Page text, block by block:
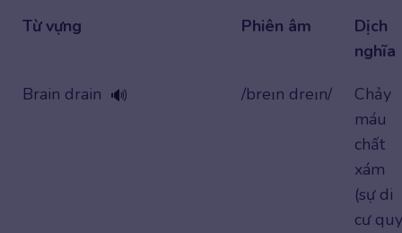
Từ vựng Phiên âm
Dịch
nghĩa
Brain drain 🔊 /breɪn dreɪn/
Chảy
máu
chất
xám
(sự di
cư quy